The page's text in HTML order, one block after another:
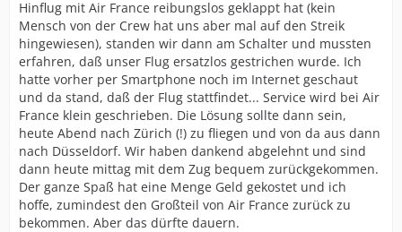
Hinflug mit Air France reibungslos geklappt hat (kein
Mensch von der Crew hat uns aber mal auf den Streik
hingewiesen), standen wir dann am Schalter und mussten
erfahren, daß unser Flug ersatzlos gestrichen wurde. Ich
hatte vorher per Smartphone noch im Internet geschaut
und da stand, daß der Flug stattfindet... Service wird bei Air
France klein geschrieben. Die Lösung sollte dann sein,
heute Abend nach Zürich (!) zu fliegen und von da aus dann
nach Düsseldorf. Wir haben dankend abgelehnt und sind
dann heute mittag mit dem Zug bequem zurückgekommen.
Der ganze Spaß hat eine Menge Geld gekostet und ich
hoffe, zumindest den Großteil von Air France zurück zu
bekommen. Aber das dürfte dauern.